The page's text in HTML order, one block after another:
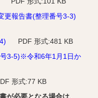
更報告書(整理番号3-3)
PDF 形式:481 KB
3-5)※令和6年1月1日か
形式:77 KB
が必要となる場合は、